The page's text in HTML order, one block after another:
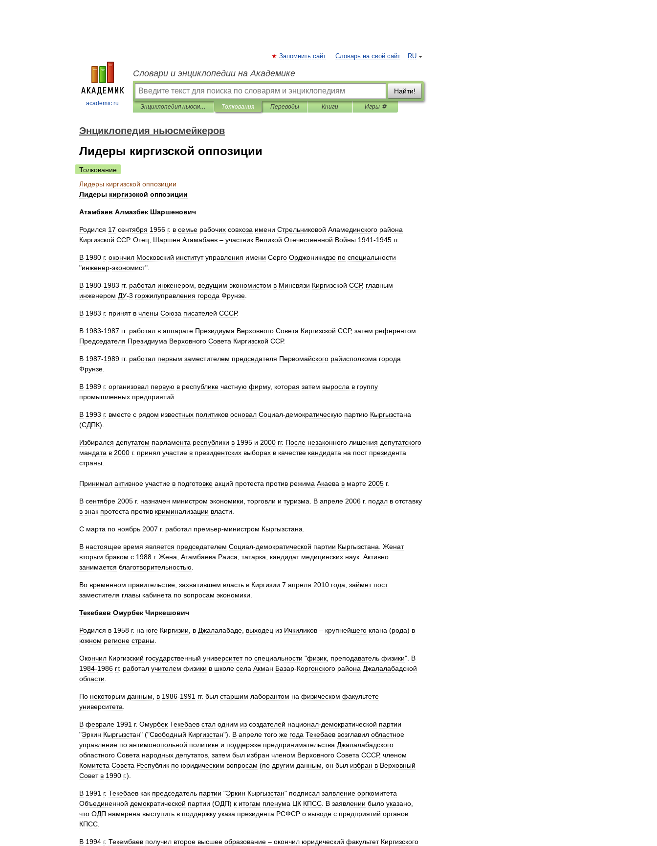
academic.ru
RU
Запомнить сайт Словарь на свой сайт
Словари и энциклопедии на Академике
Найти!
Энциклопедия ньюсмейкеров Толкования Переводы Книги Игры ⚽
Энциклопедия ньюсмейкеров
Лидеры киргизской оппозиции
Толкование
Лидеры киргизской оппозиции
Лидеры киргизской оппозиции
Атамбаев Алмазбек Шаршенович
Родился 17 сентября 1956 г. в семье рабочих совхоза имени Стрельниковой Аламединского района
Киргизской ССР. Отец Шаршен Атамабаев – участник Великой Отечественной Войны 1941-1945 гг.
В 1980 г. окончил Московский институт управления имени Серго Орджоникидзе по специальности
"инженер-экономист".
В 1980-1983 гг. работал инженером ведущим экономистом в Минсвязи Киргизской ССР, главным
инженером ДУ-3 горжилуправления города Фрунзе
В 1983 г. принят в члены Союза писателей СССР.
В 1983-1987 гг. работал в аппарате Президиума Верховного Совета Киргизской ССР, затем референтом
Председателя Президиума Верховного Совета Киргизской ССР.
В 1987-1989 гг. работал первым заместителем председателя Первомайского райисполкома города
Фрунзе
В 1989 г. организовал первую в республике частную фирму, которая затем выросла в группу
промышленных предприятий
В 1993 г. вместе с рядом известных политиков основал Социал-демократическую партию Кыргызстана
(СДПК).
Избирался депутатом парламента республики в 1995 и 2000 гг. После незаконного лишения депутатского
мандата в 2000 г. принял участие в президентских выборах в качестве кандидата на пост президента
страны
Принимал активное участие в подготовке акций протеста против режима Акаева в марте 2005 г.
В сентябре 2005 г. назначен министром экономики торговли и туризма В апреле 2006 г. подал в отставку
в знак протеста против криминализации власти
С марта по ноябрь 2007 г. работал премьер-министром Кыргызстана
В настоящее время является председателем Социал-демократической партии Кыргызстана Женат
вторым браком с 1988 г. Жена Атамбаева Раиса татарка кандидат медицинских наук Активно
занимается благотворительностью
Во временном правительстве захватившем власть в Киргизии 7 апреля 2010 года займет пост
заместителя главы кабинета по вопросам экономики
Текебаев Омурбек Чиркешович
Родился в 1958 г. на юге Киргизии в Джалалабаде выходец из Ичкиликов – крупнейшего клана (рода) в
южном регионе страны
Окончил Киргизский государственный университет по специальности "физик преподаватель физики". В
1984-1986 гг. работал учителем физики в школе села Акман Базар-Коргонского района Джалалабадской
области
По некоторым данным в 1986-1991 гг. был старшим лаборантом на физическом факультете
университета
В феврале 1991 г. Омурбек Текебаев стал одним из создателей национал-демократической партии
"Эркин Кыргызстан" ("Свободный Киргизстан"). В апреле того же года Текебаев возглавил областное
управление по антимонопольной политике и поддержке предпринимательства Джалалабадского
областного Совета народных депутатов затем был избран членом Верховного Совета СССР, членом
Комитета Совета Республик по юридическим вопросам (по другим данным он был избран в Верховный
Совет в 1990 г.).
В 1991 г. Текебаев как председатель партии "Эркин Кыргызстан" подписал заявление оргкомитета
Объединенной демократической партии (ОДП) к итогам пленума ЦК КПСС В заявлении было указано
что ОДП намерена выступить в поддержку указа президента РСФСР о выводе с предприятий органов
КПСС
В 1994 г. Текембаев получил второе высшее образование – окончил юридический факультет Киргизского